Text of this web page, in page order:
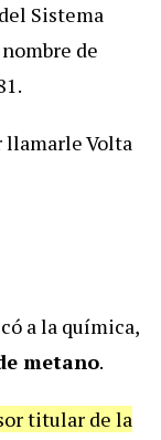
Sistema
de
llamarle Volta
a la química,
metano.
titular de la